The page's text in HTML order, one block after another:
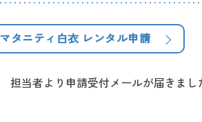
マタニティ白衣 レンタル申請
担当者より申請受付メールが届きま